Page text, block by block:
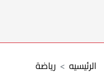
رياضة الرئيسيه